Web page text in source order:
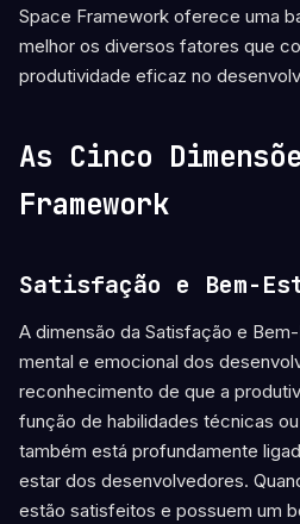
Space Framework oferece uma
melhor os diversos fatores que
produtividade eficaz no
As Cinco
Framework
Satisfação e Bem-
A dimensão da Satisfação e
mental e emocional dos
reconhecimento de que a
função de habilidades técnicas
também está profundamente
estar dos desenvolvedores.
estão satisfeitos e possuem um